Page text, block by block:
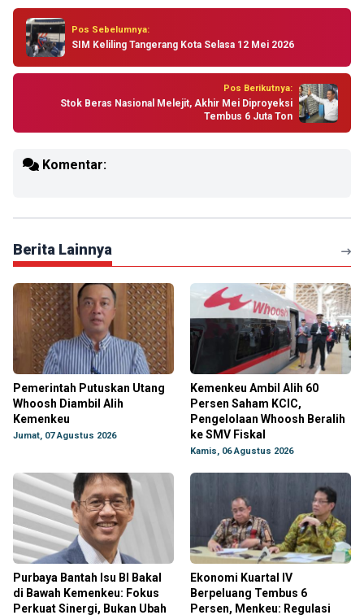
Pos Sebelumnya:
SIM Keliling Tangerang Kota Selasa 12 Mei 2026
Pos Berikutnya:
Stok Beras Nasional Melejit, Akhir Mei Diproyeksi
Tembus 6 Juta Ton
Komentar:
Berita Lainnya
Pemerintah Putuskan Utang
Whoosh Diambil Alih
Kemenkeu
Jumat, 07 Agustus 2026
Kemenkeu Ambil Alih 60
Persen Saham KCIC,
Pengelolaan Whoosh Beralih
ke SMV Fiskal
Kamis, 06 Agustus 2026
Purbaya Bantah Isu BI Bakal
di Bawah Kemenkeu: Fokus
Perkuat Sinergi, Bukan Ubah
Ekonomi Kuartal IV
Berpeluang Tembus 6
Persen, Menkeu: Regulasi